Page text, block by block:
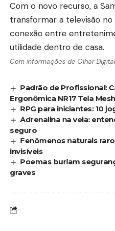
Com o novo recurso, a
transformar a televisão
conexão entre
utilidade dentro de casa.
Com informações de Olhar Digital
Padrão de Profissional:
Ergonômica NR17 Tela Mesh
RPG para iniciantes: 10
Adrenalina na veia:
seguro
Fenômenos naturais
invisíveis
Poemas burlam
graves